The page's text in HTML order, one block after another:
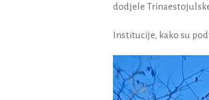
dodjele
Institucije, kako su